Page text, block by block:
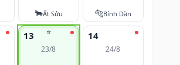
🐂Ất Sửu 🐅Bính Dần
⭐
13
23/8
14
24/8